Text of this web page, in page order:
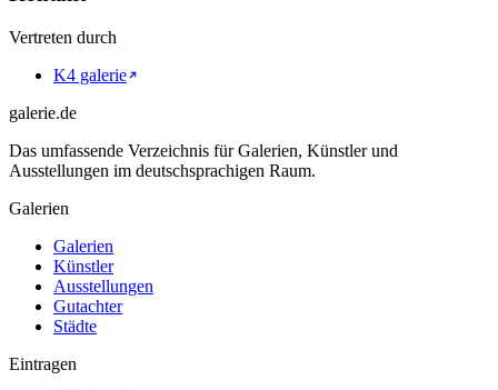
Vertreten durch
K4 galerie
galerie.de
Das umfassende Verzeichnis für Galerien, Künstler und
Ausstellungen im deutschsprachigen Raum.
Galerien
Galerien
Künstler
Ausstellungen
Gutachter
Städte
Eintragen